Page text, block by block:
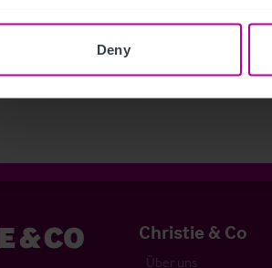
Deny
Investitionen und
Christie & Co
Über uns